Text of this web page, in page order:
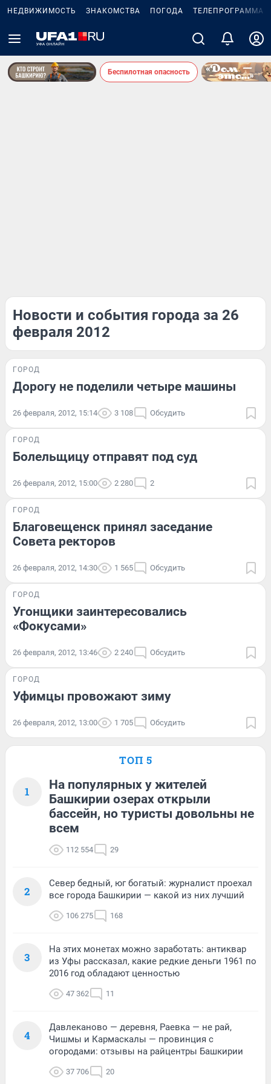
НЕДВИЖИМОСТЬ ЗНАКОМСТВА ПОГОДА ТЕЛЕПРОГРАММА
Беспилотная опасность
Новости и события города за 26
февраля 2012
ГОРОД
Дорогу не поделили четыре машины
26 февраля, 2012, 15:14 3 108 Обсудить
ГОРОД
Болельщицу отправят под суд
26 февраля, 2012, 15:00 2 280 2
ГОРОД
Благовещенск принял заседание
Совета ректоров
26 февраля, 2012, 14:30 1 565 Обсудить
ГОРОД
Угонщики заинтересовались
«Фокусами»
26 февраля, 2012, 13:46 2 240 Обсудить
ГОРОД
Уфимцы провожают зиму
26 февраля, 2012, 13:00 1 705 Обсудить
ТОП 5
1
На популярных у жителей
Башкирии озерах открыли
бассейн, но туристы довольны не
всем
112 554 29
2
Север бедный, юг богатый: журналист проехал
все города Башкирии — какой из них лучший
106 275 168
3
На этих монетах можно заработать: антиквар
из Уфы рассказал, какие редкие деньги 1961 по
2016 год обладают ценностью
47 362 11
4
Давлеканово — деревня, Раевка — не рай,
Чишмы и Кармаскалы — провинция с
огородами: отзывы на райцентры Башкирии
37 706 20